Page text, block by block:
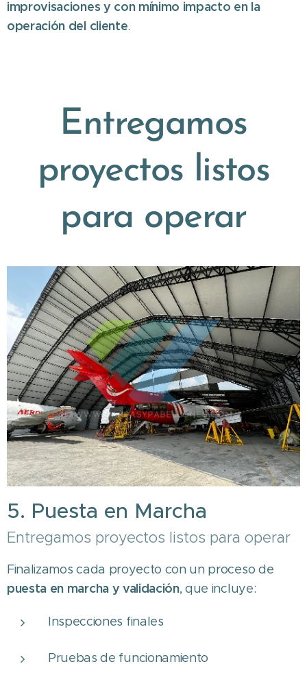
improvisaciones y con mínimo impacto en la
operación del cliente.
Entregamos
proyectos listos
para operar
5. Puesta en Marcha
Entregamos proyectos listos para operar
Finalizamos cada proyecto con un proceso de
puesta en marcha y validación, que incluye:
Inspecciones finales
Pruebas de funcionamiento